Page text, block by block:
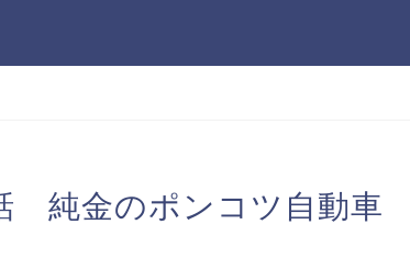
純金のポンコツ自動車